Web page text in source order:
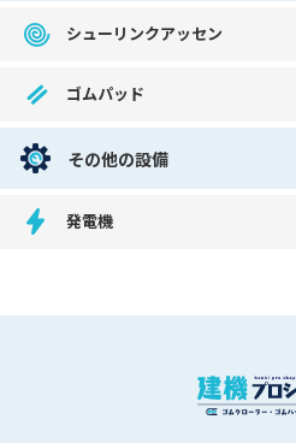
シューリンクアッセン
ゴムパッド
その他の設備
発電機